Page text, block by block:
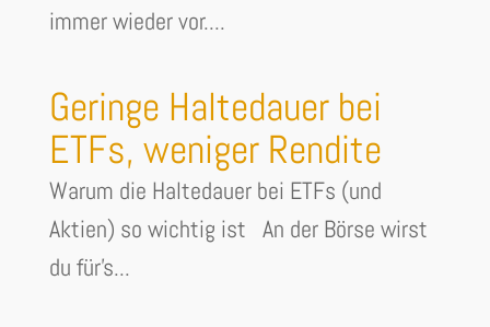
immer wieder vor....
Geringe Haltedauer bei
ETFs, weniger Rendite
Warum die Haltedauer bei ETFs (und
Aktien) so wichtig ist An der Börse wirst
du für's...